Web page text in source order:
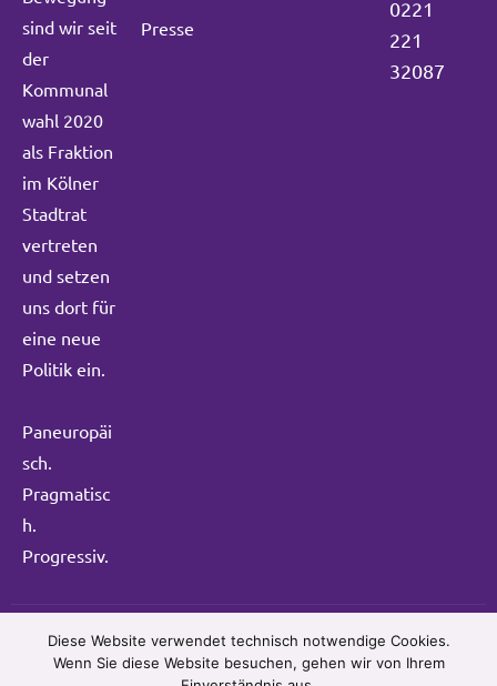
sind wir seit
der
Kommunal
wahl 2020
als Fraktion
im Kölner
Stadtrat
vertreten
und setzen
uns dort für
eine neue
Politik ein.
Paneuropäi
sch.
Pragmatisc
h.
Progressiv.
Presse
0221
221
32087
© 2025 Volt Fraktion im Kölner Rat. All Rights Reserved.
Diese Website verwendet technisch notwendige Cookies.
Wenn Sie diese Website besuchen, gehen wir von Ihrem